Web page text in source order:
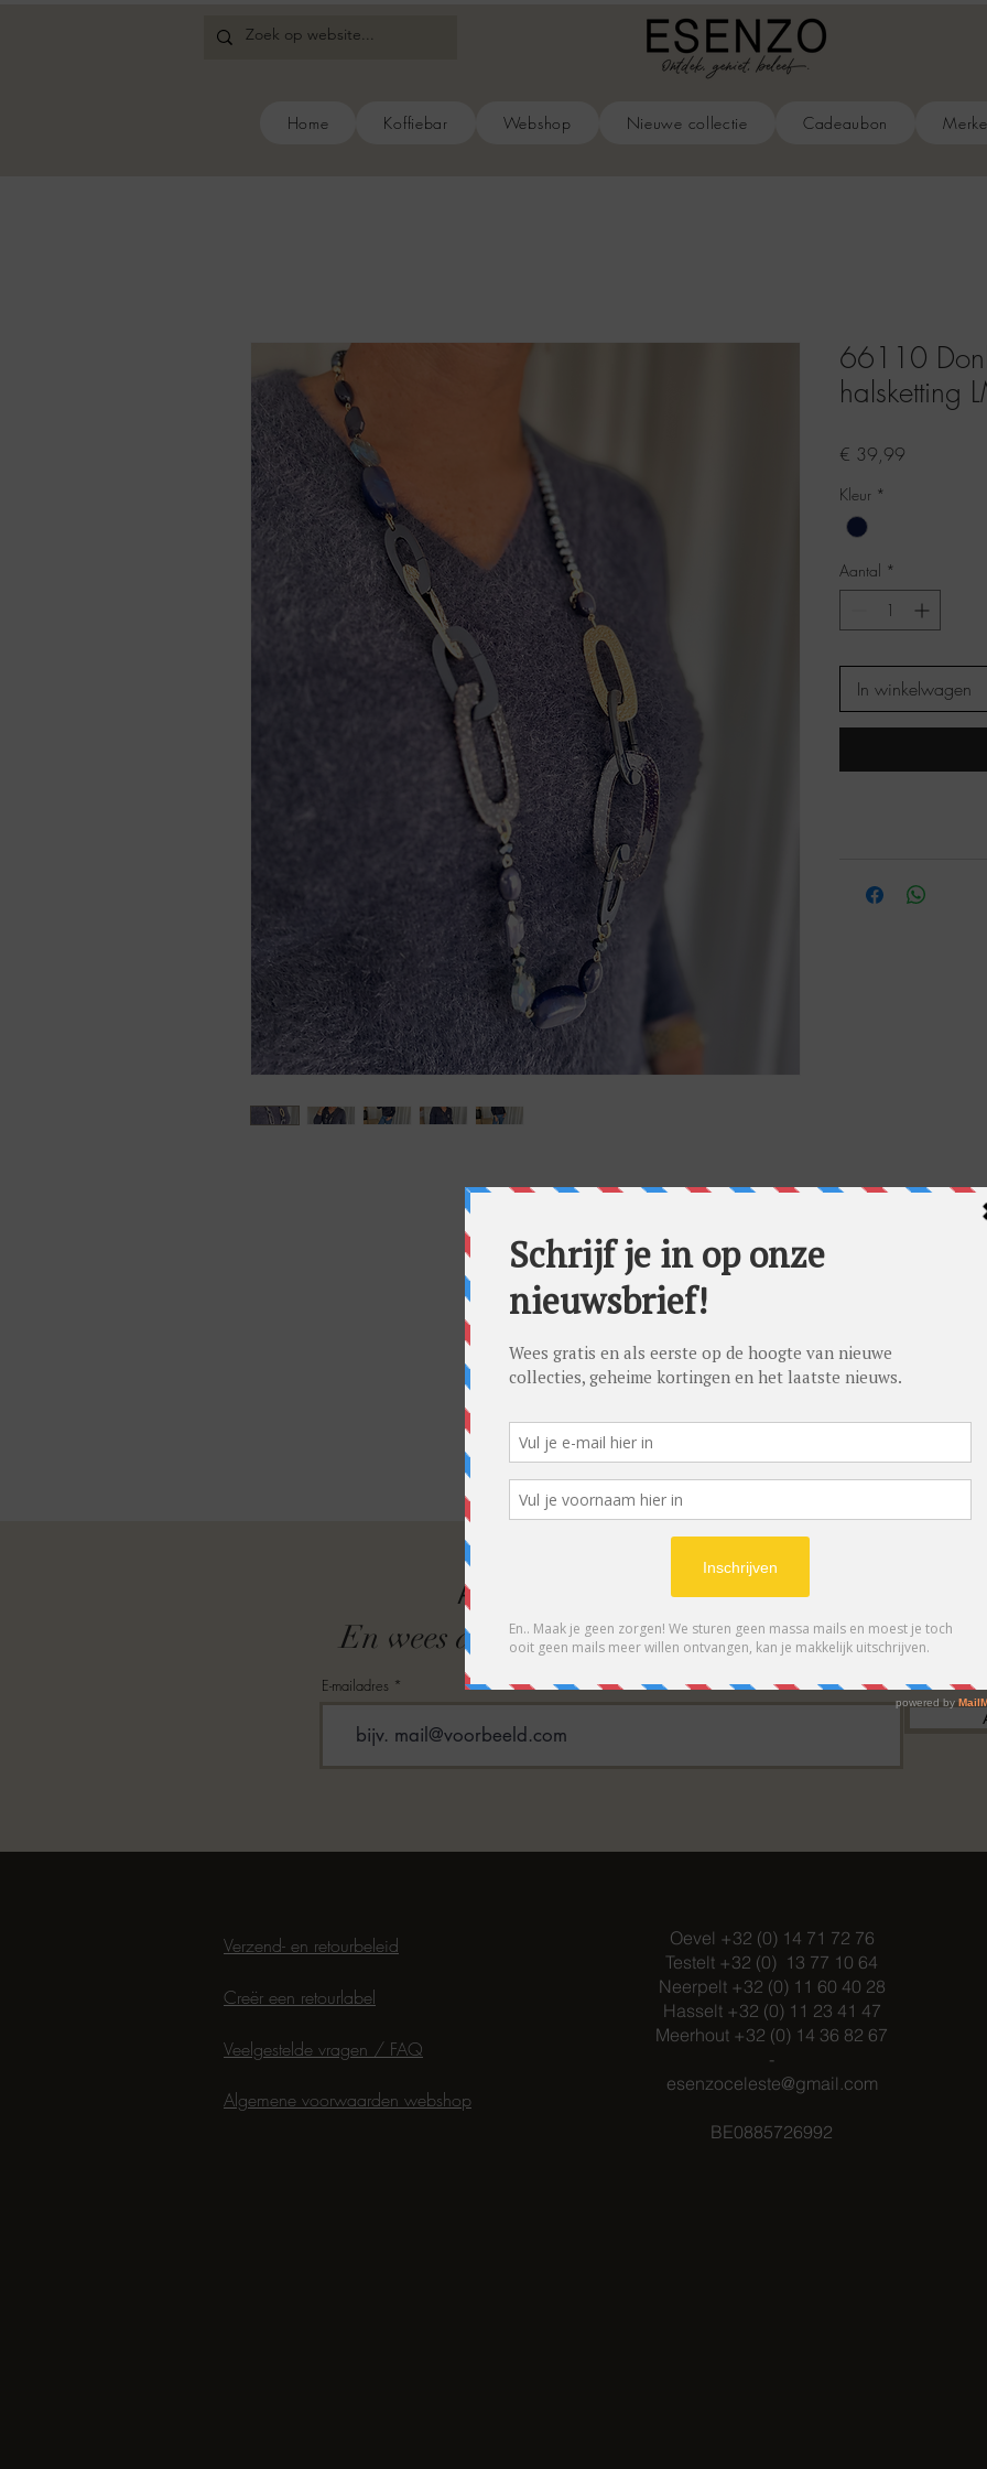
Home Koffiebar Webshop Nieuwe collectie Cadeaubon
66110
halsketting
€ 39,99
Kleur *
Aantal *
In winkelwagen
ABONNEER OP ONZE NIEUWSBRIEF
En wees als eerste op de hoogte van acties en- /
E-mailadres
Verzend- en retourbeleid
Creër een retourlabel
Veelgestelde vragen / FAQ
Oevel +32 (0) 14 71 72 76
Testelt +32 (0) 13 77 10 64
Neerpelt +32 (0) 11 60 40 28
Hasselt +32 (0) 11 23 41 47
Meerhout +32 (0) 14 36 82 67
-
esenzoceleste@gmail.com
BE0885726992
Algemene voorwaarden webshop